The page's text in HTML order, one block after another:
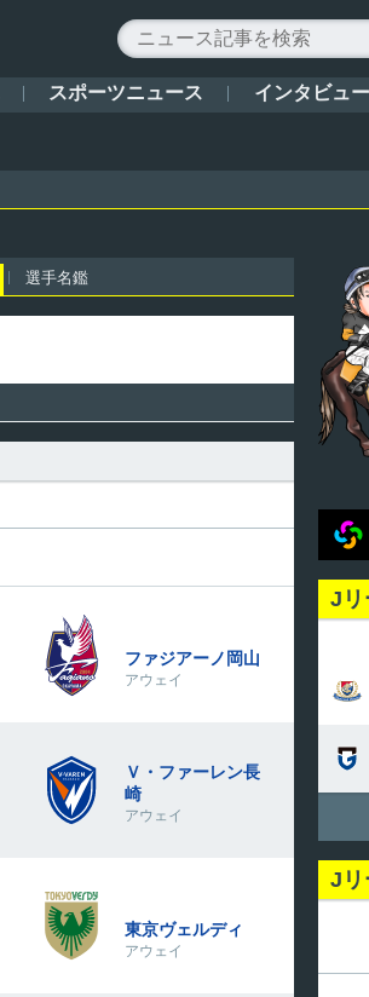
スポーツニュース インタビュー
選手名鑑
ファジアーノ岡山
アウェイ
Ｖ・ファーレン長
崎
アウェイ
東京ヴェルディ
アウェイ
Jリ
Jリ